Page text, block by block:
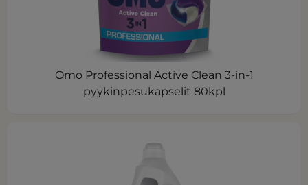
Omo Professional Active Clean 3-in-1
pyykinpesukapselit 80kpl